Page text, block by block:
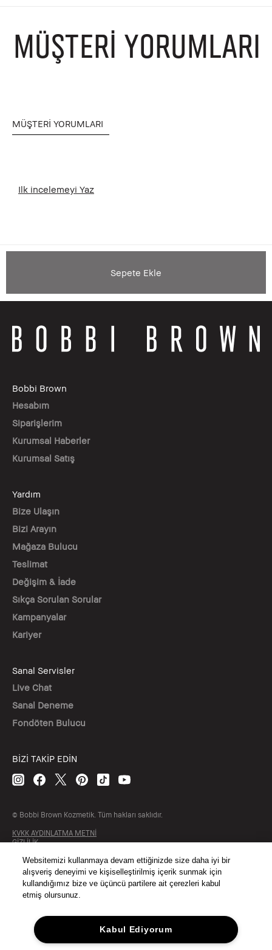
MÜŞTERI YORUMLARI
MÜŞTERI YORUMLARI
Ilk incelemeyi Yaz
Sepete Ekle
Bobbi Brown
Hesabım
Siparişlerim
Kurumsal Haberler
Kurumsal Satış
Yardım
Bize Ulaşın
Bizi Arayın
Mağaza Bulucu
Teslimat
Değişim & İade
Sıkça Sorulan Sorular
Kampanyalar
Kariyer
Sanal Servisler
Live Chat
Sanal Deneme
Fondöten Bulucu
BİZİ TAKİP EDİN
© Bobbi Brown Kozmetik. Tüm hakları saklıdır.
KVKK AYDINLATMA METNİ
GİZLİLİK
SİTE ÇEREZ YÖNETİMİ
Websitemizi kullanmaya devam ettiğinizde size daha iyi bir
alışveriş deneyimi ve kişiselleştirilmiş içerik sunmak için
kullandığımız bize ve üçüncü partilere ait çerezleri kabul
etmiş olursunuz.
Kabul Ediyorum